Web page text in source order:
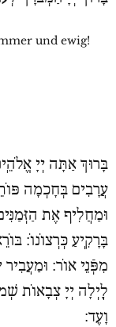
und ewig!
בָּרוּךְ אַתָּה יְיָ
עֲרָבִים בְּחָכְמָה
וּמַחֲלִיף אֶת
בָּרָקִֽיעַ כְּרְצוֹנוֹ:
מִפְּֿנֵי אוֹר: וּמַעֲבִיר
לָֽיְלָה יְיָ צְבָאוֹת
וָעֶד: